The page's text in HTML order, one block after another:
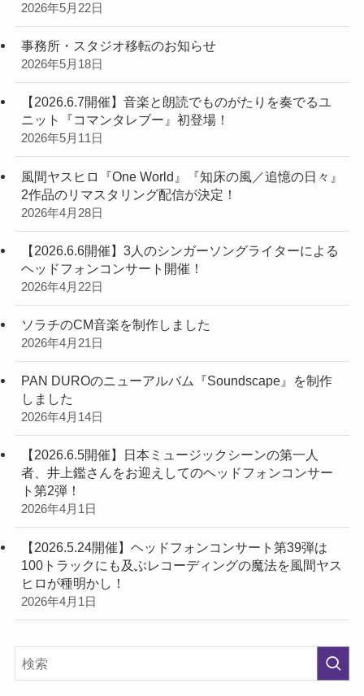
2026年5月22日
事務所・スタジオ移転のお知らせ
2026年5月18日
【2026.6.7開催】音楽と朗読でものがたりを奏でるユ
ニット『コマンタレブー』初登場！
2026年5月11日
風間ヤスヒロ『One World』『知床の風／追憶の日々』
2作品のリマスタリング配信が決定！
2026年4月28日
【2026.6.6開催】3人のシンガーソングライターによる
ヘッドフォンコンサート開催！
2026年4月22日
ソラチのCM音楽を制作しました
2026年4月21日
PAN DUROのニューアルバム『Soundscape』を制作
しました
2026年4月14日
【2026.6.5開催】日本ミュージックシーンの第一人
者、井上鑑さんをお迎えしてのヘッドフォンコンサー
ト第2弾！
2026年4月1日
【2026.5.24開催】ヘッドフォンコンサート第39弾は
100トラックにも及ぶレコーディングの魔法を風間ヤス
ヒロが種明かし！
2026年4月1日